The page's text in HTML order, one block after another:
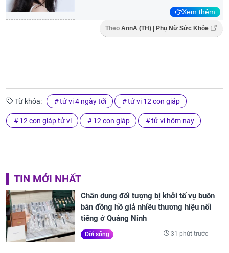
Xem thêm
Theo AnnA (TH) | Phụ Nữ Sức Khỏe
Từ khóa: tử vi 4 ngày tới tử vi 12 con giáp
12 con giáp tử vi 12 con giáp tử vi hôm nay
TIN MỚI NHẤT
Chân dung đối tượng bị khởi tố vụ buôn
bán đồng hồ giả nhiều thương hiệu nổi
tiếng ở Quảng Ninh
Đời sống 31 phút trước